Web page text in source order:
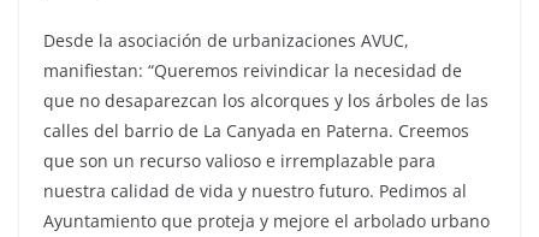
Desde la asociación de urbanizaciones AVUC,
manifiestan: “Queremos reivindicar la necesidad de
que no desaparezcan los alcorques y los árboles de las
calles del barrio de La Canyada en Paterna. Creemos
que son un recurso valioso e irremplazable para
nuestra calidad de vida y nuestro futuro. Pedimos al
Ayuntamiento que proteja y mejore el arbolado urbano